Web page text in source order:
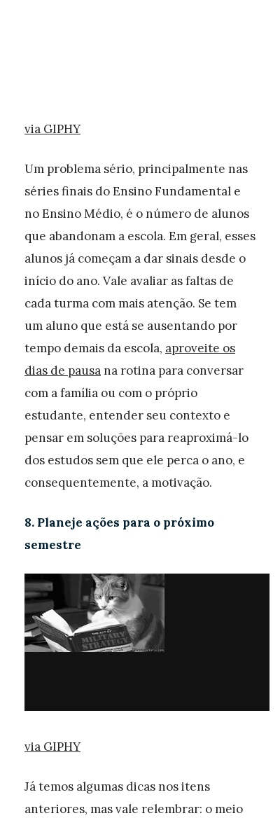
via GIPHY
Um problema sério, principalmente nas
séries finais do Ensino Fundamental e
no Ensino Médio, é o número de alunos
que abandonam a escola. Em geral, esses
alunos já começam a dar sinais desde o
início do ano. Vale avaliar as faltas de
cada turma com mais atenção. Se tem
um aluno que está se ausentando por
tempo demais da escola, aproveite os
dias de pausa na rotina para conversar
com a família ou com o próprio
estudante, entender seu contexto e
pensar em soluções para reaproximá-lo
dos estudos sem que ele perca o ano, e
consequentemente, a motivação.
8. Planeje ações para o próximo
semestre
via GIPHY
Já temos algumas dicas nos itens
anteriores, mas vale relembrar: o meio